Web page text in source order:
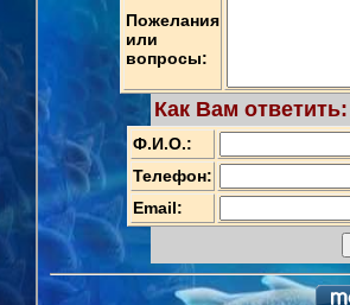
Пожелания
или
вопросы:
Как Вам ответить:
Ф.И.О.:
Телефон:
Email: